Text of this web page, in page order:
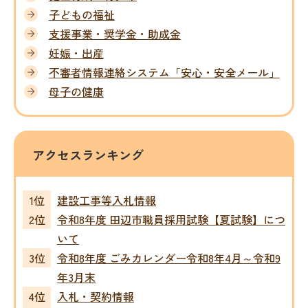
子どもの福祉
支援事業・奨学金・助成金
妊娠・出産
不審者情報連絡システム「安心・安全メール」
母子の健康
アクセスランキング
建設工事等入札情報
令和8年度 田辺市職員採用試験【夏試験】につ
いて
令和8年度 ごみカレンダー令和8年4月～令和9
年3月末
入札・契約情報